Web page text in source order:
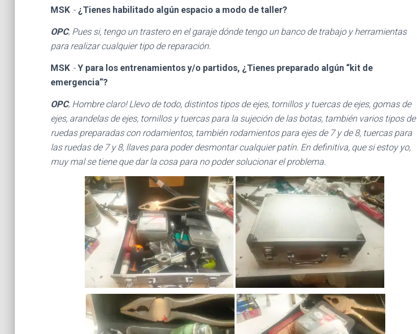
MSK .- ¿Tienes habilitado algún espacio a modo de taller?
OPC; Pues si, tengo un trastero en el garaje dónde tengo un banco de trabajo y herramientas
para realizar cualquier tipo de reparación.
MSK .-Y para los entrenamientos y/o partidos, ¿Tienes preparado algún “kit de
emergencia”?
OPC; Hombre claro! Llevo de todo, distintos tipos de ejes, tornillos y tuercas de ejes, gomas de
ejes, arandelas de ejes, tornillos y tuercas para la sujeción de las botas, también varios tipos de
ruedas preparadas con rodamientos, también rodamientos para ejes de 7 y de 8, tuercas para
las ruedas de 7 y 8, llaves para poder desmontar cualquier patín. En definitiva, que si estoy yo,
muy mal se tiene que dar la cosa para no poder solucionar el problema.